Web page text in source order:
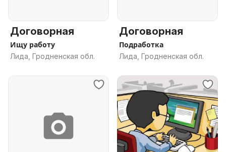
Договорная
Ищу работу
Лида, Гродненская обл.
Договорная
Подработка
Лида, Гродненская обл.